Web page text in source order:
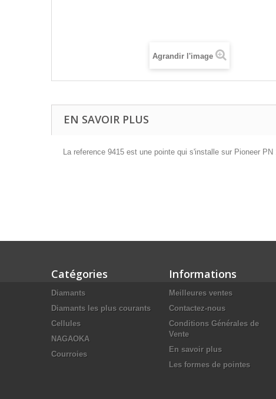
Agrandir l'image
EN SAVOIR PLUS
La reference 9415 est une pointe qui s'installe sur Pioneer PN
Catégories
Diamants
Diamants les plus courants
Cellules
NAGAOKA
Courroies
Informations
Meilleures ventes
Contactez-nous
Conditions Générales de
Vente
En savoir plus
Les formes de pointes